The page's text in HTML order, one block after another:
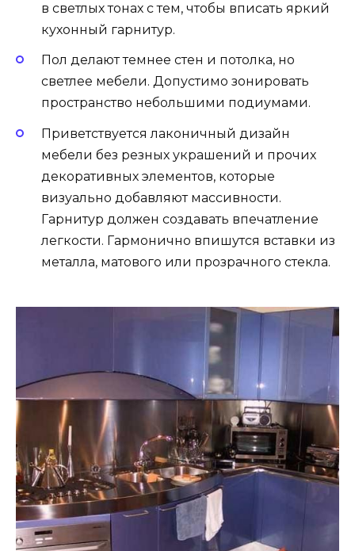
в светлых тонах с тем, чтобы вписать яркий
кухонный гарнитур.
Пол делают темнее стен и потолка, но
светлее мебели. Допустимо зонировать
пространство небольшими подиумами.
Приветствуется лаконичный дизайн
мебели без резных украшений и прочих
декоративных элементов, которые
визуально добавляют массивности.
Гарнитур должен создавать впечатление
легкости. Гармонично впишутся вставки из
металла, матового или прозрачного стекла.